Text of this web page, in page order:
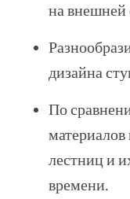
на внешней
дизайна
По
лестниц и
времени.